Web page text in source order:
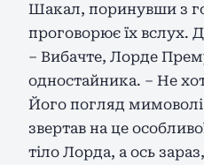
Шакал, поринувши з
проговорює їх вслух.
– Вибачте, Лорде
одностайника. – Не
Його погляд мимоволі
звертав на це
тіло Лорда, а ось